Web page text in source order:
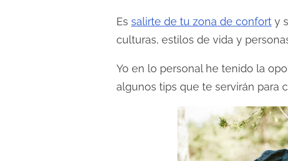
o
d
l
e
Es salirte de tu zona de confort y
culturas, estilos de vida y
Yo en lo personal he tenido la
algunos tips que te servirán para